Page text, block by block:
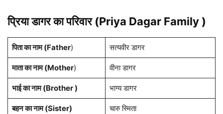
प्रिया डागर का परिवार (Priya Dagar Family )
पिता का नाम (Father) सत्यवीर डागर
माता का नाम (Mother) वीना डागर
भाई का नाम (Brother ) भाग्य डागर
बहन का नाम (Sister) चारु स्मिता